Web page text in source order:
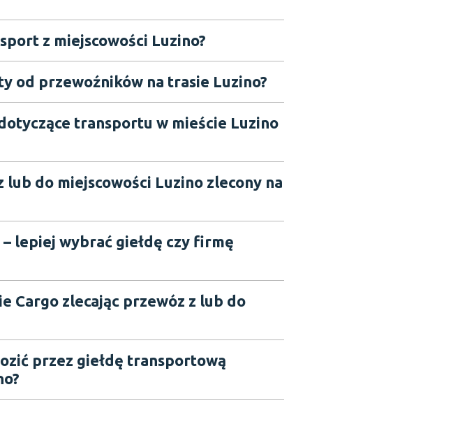
z miejscowości Luzino?
od przewoźników na trasie Luzino?
transportu w mieście Luzino
do miejscowości Luzino zlecony na
lepiej wybrać giełdę czy firmę
Cargo zlecając przewóz z lub do
przez giełdę transportową